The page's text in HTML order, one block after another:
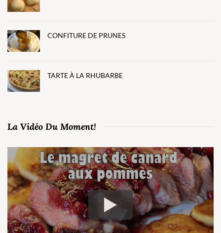
CONFITURE DE PRUNES
TARTE À LA RHUBARBE
La Vidéo Du Moment!